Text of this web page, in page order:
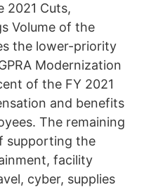
2021 Cuts,
Volume of the
the lower-priority
Modernization
of the FY 2021
and benefits
The remaining
supporting the
facility
cyber, supplies